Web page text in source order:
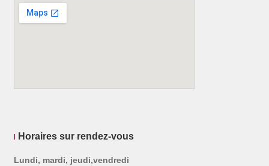
Horaires sur rendez-vous
Lundi, mardi, jeudi,vendredi